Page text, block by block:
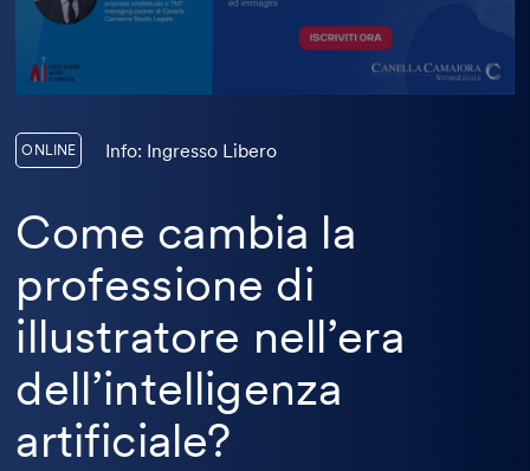
ONLINE Info: Ingresso Libero
Come cambia la
professione di
illustratore nell’era
dell’intelligenza
artificiale?